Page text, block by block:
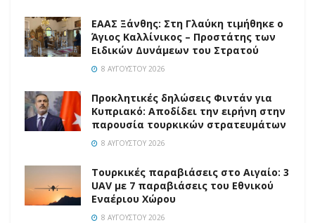
EAAΣ Ξάνθης: Στη Γλαύκη τιμήθηκε ο
Άγιος Καλλίνικος – Προστάτης των
Ειδικών Δυνάμεων του Στρατού
8 ΑΥΓΟΎΣΤΟΥ 2026
Προκλητικές δηλώσεις Φιντάν για
Κυπριακό: Αποδίδει την ειρήνη στην
παρουσία τουρκικών στρατευμάτων
8 ΑΥΓΟΎΣΤΟΥ 2026
Τουρκικές παραβιάσεις στο Αιγαίο: 3
UAV με 7 παραβιάσεις του Εθνικού
Εναέριου Χώρου
8 ΑΥΓΟΎΣΤΟΥ 2026